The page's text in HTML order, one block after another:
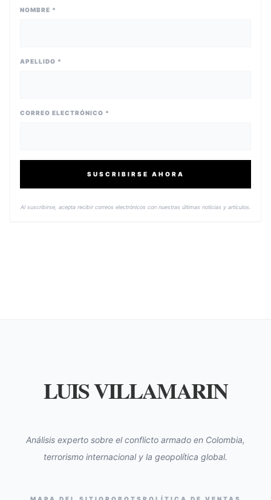
NOMBRE *
APELLIDO *
CORREO ELECTRÓNICO *
SUSCRIBIRSE AHORA
Al suscribirse, acepta recibir correos electrónicos con nuestras últimas noticias y artículos.
LUIS VILLAMARIN
Análisis experto sobre el conflicto armado en Colombia,
terrorismo internacional y la geopolítica global.